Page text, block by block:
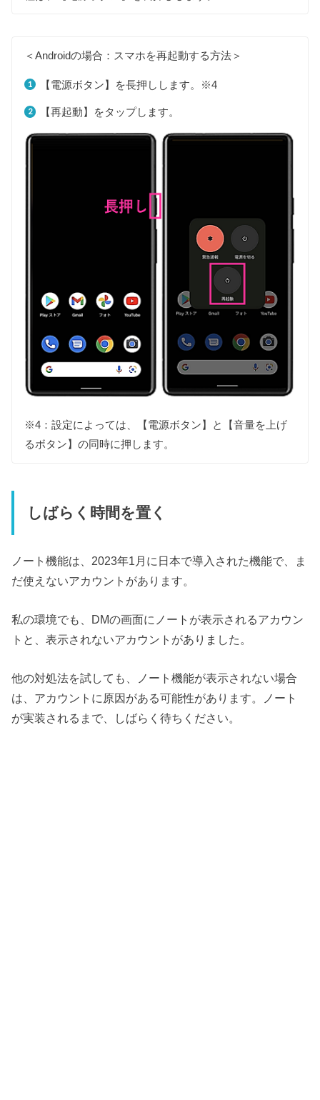
＜Androidの場合：スマホを再起動する方法＞
【電源ボタン】を長押しします。※4
【再起動】をタップします。
※4：設定によっては、【電源ボタン】と【音量を上げ
るボタン】の同時に押します。
しばらく時間を置く
ノート機能は、2023年1月に日本で導入された機能で、ま
だ使えないアカウントがあります。
私の環境でも、DMの画面にノートが表示されるアカウン
トと、表示されないアカウントがありました。
他の対処法を試しても、ノート機能が表示されない場合
は、アカウントに原因がある可能性があります。ノート
が実装されるまで、しばらく待ちください。